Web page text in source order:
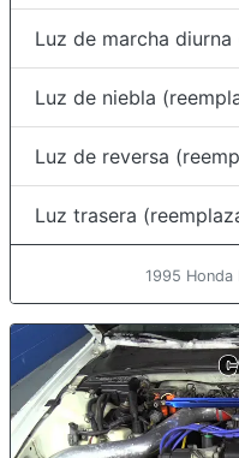
Luz de marcha
Luz de niebla
Luz de reversa
Luz trasera
1995 Honda